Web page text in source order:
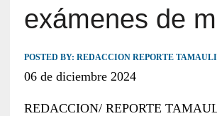
exámenes de
POSTED BY: REDACCION REPORTE
06 de diciembre 2024
REDACCION/ REPORTE